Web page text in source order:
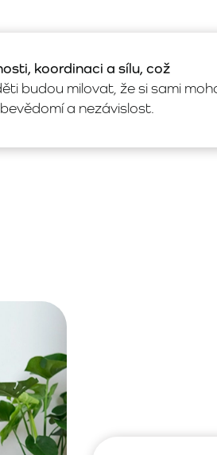
koordinaci a sílu, což
budou milovat, že si sami
a nezávislost.